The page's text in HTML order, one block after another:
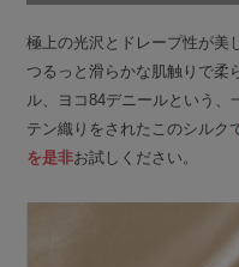
極上の光沢とドレープ性が美
つるっと滑らかな肌触りで柔
ル、ヨコ84デニールという
テン織りをされたこのシルク
を是非お試しください。